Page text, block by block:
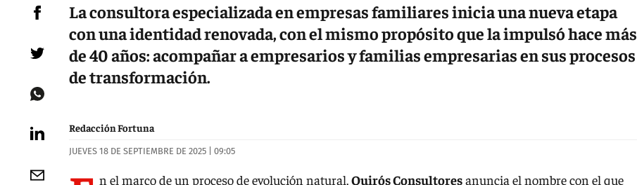
La consultora especializada en empresas familiares inicia una nueva etapa
con una identidad renovada, con el mismo propósito que la impulsó hace más
de 40 años: acompañar a empresarios y familias empresarias en sus procesos
de transformación.
Redacción Fortuna
JUEVES 18 DE SEPTIEMBRE DE 2025 | 09:05
n el marco de un proceso de evolución natural,Quirós Consultoresanuncia el nombre con el que